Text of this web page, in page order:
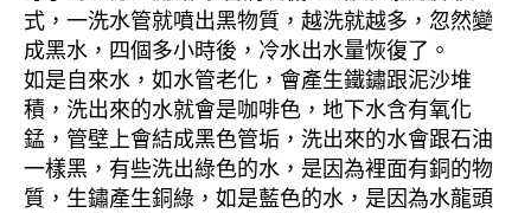
式，一洗水管就噴出黑物質，越洗就越多，忽然變
成黑水，四個多小時後，冷水出水量恢復了。
如是自來水，如水管老化，會產生鐵鏽跟泥沙堆
積，洗出來的水就會是咖啡色，地下水含有氧化
錳，管壁上會結成黑色管垢，洗出來的水會跟石油
一樣黑，有些洗出綠色的水，是因為裡面有銅的物
質，生鏽產生銅綠，如是藍色的水，是因為水龍頭